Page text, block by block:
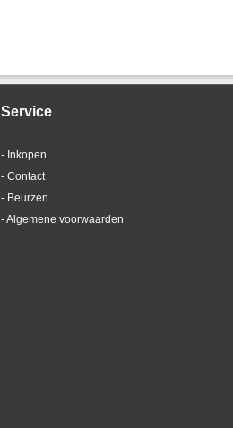
Service
- Inkopen
- Contact
- Beurzen
- Algemene voorwaarden